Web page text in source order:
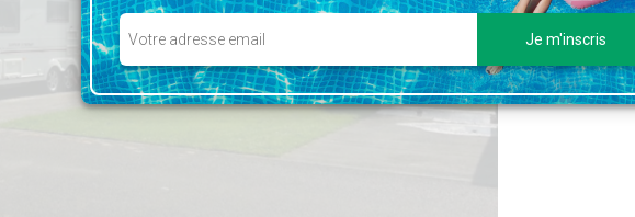
Je m'inscris